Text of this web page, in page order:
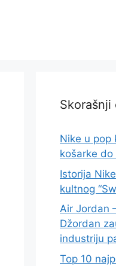
Skorašnji
Nike u pop
košarke
Istorija
kultnog
Air Jordan
Džordan
industriju
Top 10